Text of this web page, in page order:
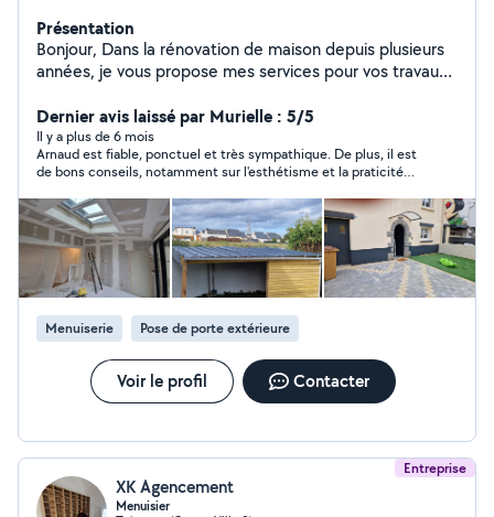
Présentation
Bonjour, Dans la rénovation de maison depuis plusieurs
années, je vous propose mes services pour vos travaux.
Dernier avis laissé par Murielle : 5/5
Il y a plus de 6 mois
Arnaud est fiable, ponctuel et très sympathique. De plus, il est
de bons conseils, notamment sur l'esthétisme et la praticité
Menuiserie Pose de porte extérieure
Voir le profil Contacter
Entreprise
XK Agencement
Menuisier